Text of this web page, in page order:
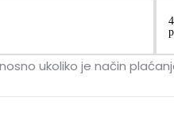
ukoliko je način